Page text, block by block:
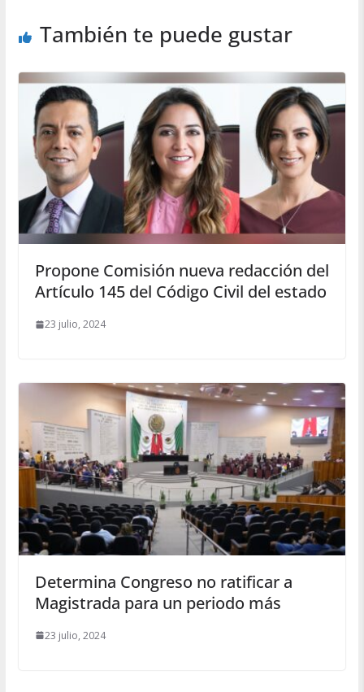
También te puede gustar
Propone Comisión nueva redacción del
Artículo 145 del Código Civil del estado
23 julio, 2024
Determina Congreso no ratificar a
Magistrada para un periodo más
23 julio, 2024